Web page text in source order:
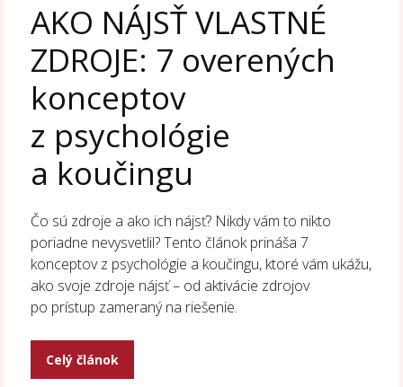
AKO NÁJSŤ VLASTNÉ
ZDROJE: 7 overených
konceptov
z psychológie
a koučingu
Čo sú zdroje a ako ich nájsť? Nikdy vám to nikto
poriadne nevysvetlil? Tento článok prináša 7
konceptov z psychológie a koučingu, ktoré vám ukážu,
ako svoje zdroje nájsť – od aktivácie zdrojov
po prístup zameraný na riešenie.
Celý článok